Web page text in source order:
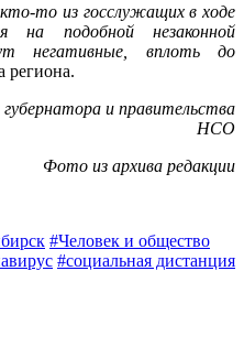
то из госслужащих в ходе
на подобной незаконной
негативные, вплоть до
региона.
и правительства
НСО
Фото из архива редакции
#Человек и общество
#социальная дистанция